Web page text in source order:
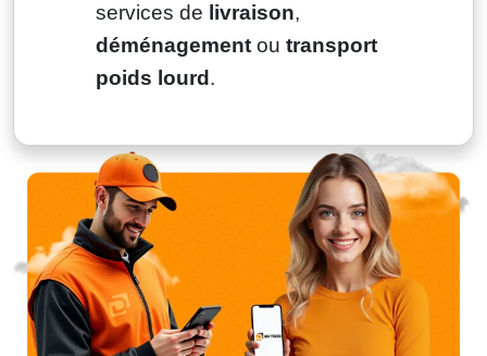
services de livraison,
déménagement ou transport
poids lourd .